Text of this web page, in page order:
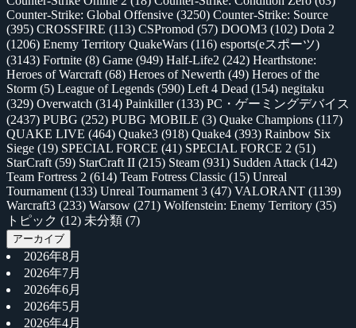
Counter-Strike: Global Offensive (3250) Counter-Strike: Source
(395) CROSSFIRE (113) CSPromod (57) DOOM3 (102) Dota 2
(1206) Enemy Territory QuakeWars (116) esports(eスポーツ)
(3143) Fortnite (8) Game (949) Half-Life2 (242) Hearthstone:
Heroes of Warcraft (68) Heroes of Newerth (49) Heroes of the
Storm (5) League of Legends (590) Left 4 Dead (154) negitaku
(329) Overwatch (314) Painkiller(133) PC・ゲーミングデバイス
(2437) PUBG (252) PUBG MOBILE (3) Quake Champions (117)
QUAKE LIVE (464) Quake3 (918) Quake4 (393) Rainbow Six
Siege (19) SPECIAL FORCE (41) SPECIAL FORCE 2 (51)
StarCraft (59) StarCraft II (215) Steam (931) Sudden Attack (142)
Team Fortress 2 (614) Team Fotress Classic (15) Unreal
Tournament (133) Unreal Tournament 3 (47) VALORANT (1139)
Warcraft3 (233) Warsow (271) Wolfenstein: Enemy Territory (35)
トピック (12) 未分類 (7)
アーカイブ
2026年8月
2026年7月
2026年6月
2026年5月
2026年4月